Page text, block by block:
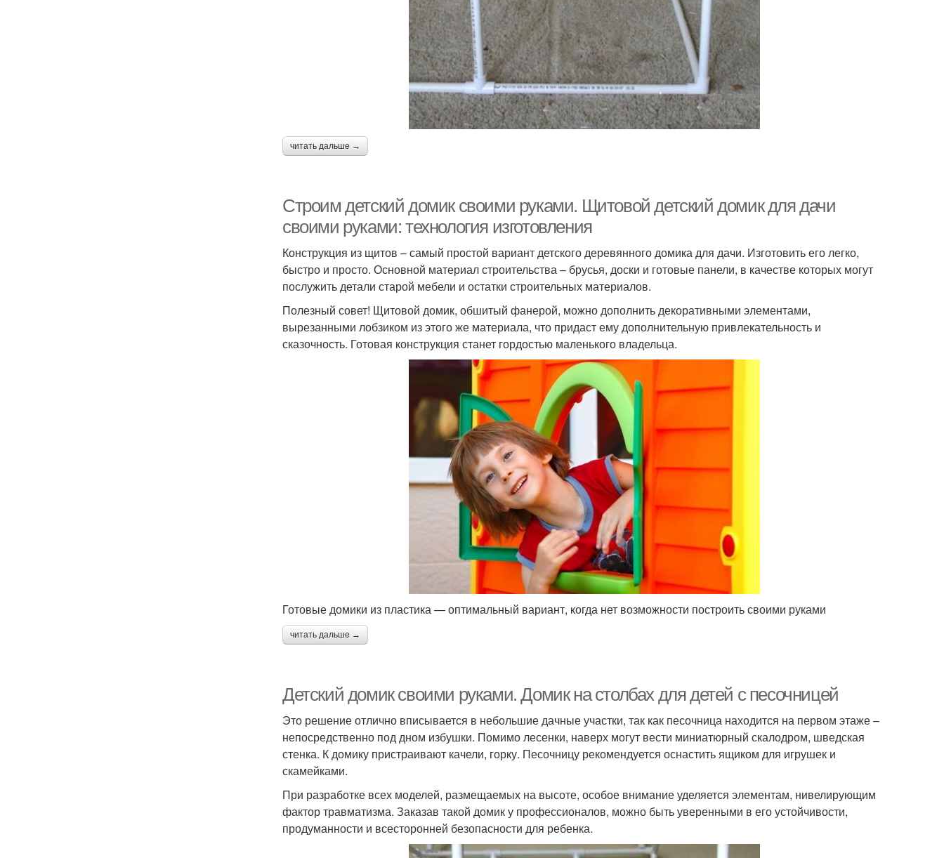
читать дальше →
Строим детский домик своими руками. Щитовой детский домик для дачи
своими руками: технология изготовления
Конструкция из щитов – самый простой вариант детского деревянного домика для дачи. Изготовить его легко,
быстро и просто. Основной материал строительства – брусья, доски и готовые панели, в качестве которых могут
послужить детали старой мебели и остатки строительных материалов.
Полезный совет! Щитовой домик, обшитый фанерой, можно дополнить декоративными элементами,
вырезанными лобзиком из этого же материала, что придаст ему дополнительную привлекательность и
сказочность. Готовая конструкция станет гордостью маленького владельца.
Готовые домики из пластика — оптимальный вариант, когда нет возможности построить своими руками
читать дальше →
Детский домик своими руками. Домик на столбах для детей с песочницей
Это решение отлично вписывается в небольшие дачные участки, так как песочница находится на первом этаже –
непосредственно под дном избушки. Помимо лесенки, наверх могут вести миниатюрный скалодром, шведская
стенка. К домику пристраивают качели, горку. Песочницу рекомендуется оснастить ящиком для игрушек и
скамейками.
При разработке всех моделей, размещаемых на высоте, особое внимание уделяется элементам, нивелирующим
фактор травматизма. Заказав такой домик у профессионалов, можно быть уверенными в его устойчивости,
продуманности и всесторонней безопасности для ребенка.